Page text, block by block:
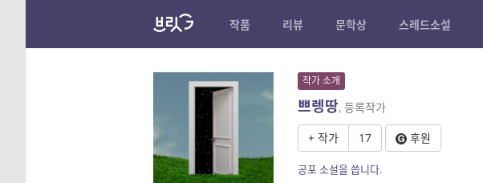
작품 리뷰 문학상 스레드소설
작가 소개
쁘렝땅, 등록작가
+ 작가
17 후원
공포 소설을 씁니다.